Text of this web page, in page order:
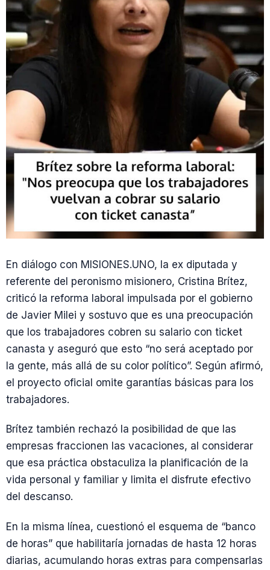
En diálogo con MISIONES.UNO, la ex diputada y
referente del peronismo misionero, Cristina Brítez,
criticó la reforma laboral impulsada por el gobierno
de Javier Milei y sostuvo que es una preocupación
que los trabajadores cobren su salario con ticket
canasta y aseguró que esto “no será aceptado por
la gente, más allá de su color político”. Según afirmó,
el proyecto oficial omite garantías básicas para los
trabajadores.
Brítez también rechazó la posibilidad de que las
empresas fraccionen las vacaciones, al considerar
que esa práctica obstaculiza la planificación de la
vida personal y familiar y limita el disfrute efectivo
del descanso.
En la misma línea, cuestionó el esquema de “banco
de horas” que habilitaría jornadas de hasta 12 horas
diarias, acumulando horas extras para compensarlas